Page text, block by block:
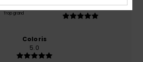
Trop grand
5.0
Coloris
5.0